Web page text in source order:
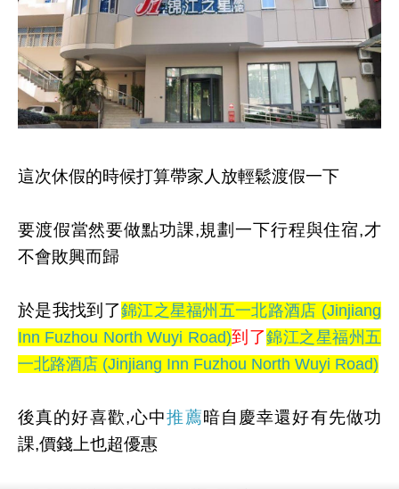
這次休假的時候打算帶家人放輕鬆渡假一下
要渡假當然要做點功課,規劃一下行程與住宿,才
不會敗興而歸
於是我找到了錦江之星福州五一北路酒店 (Jinjiang
Inn Fuzhou North Wuyi Road)到了錦江之星福州五
一北路酒店 (Jinjiang Inn Fuzhou North Wuyi Road)
後真的好喜歡,心中推薦暗自慶幸還好有先做功
課,價錢上也超優惠